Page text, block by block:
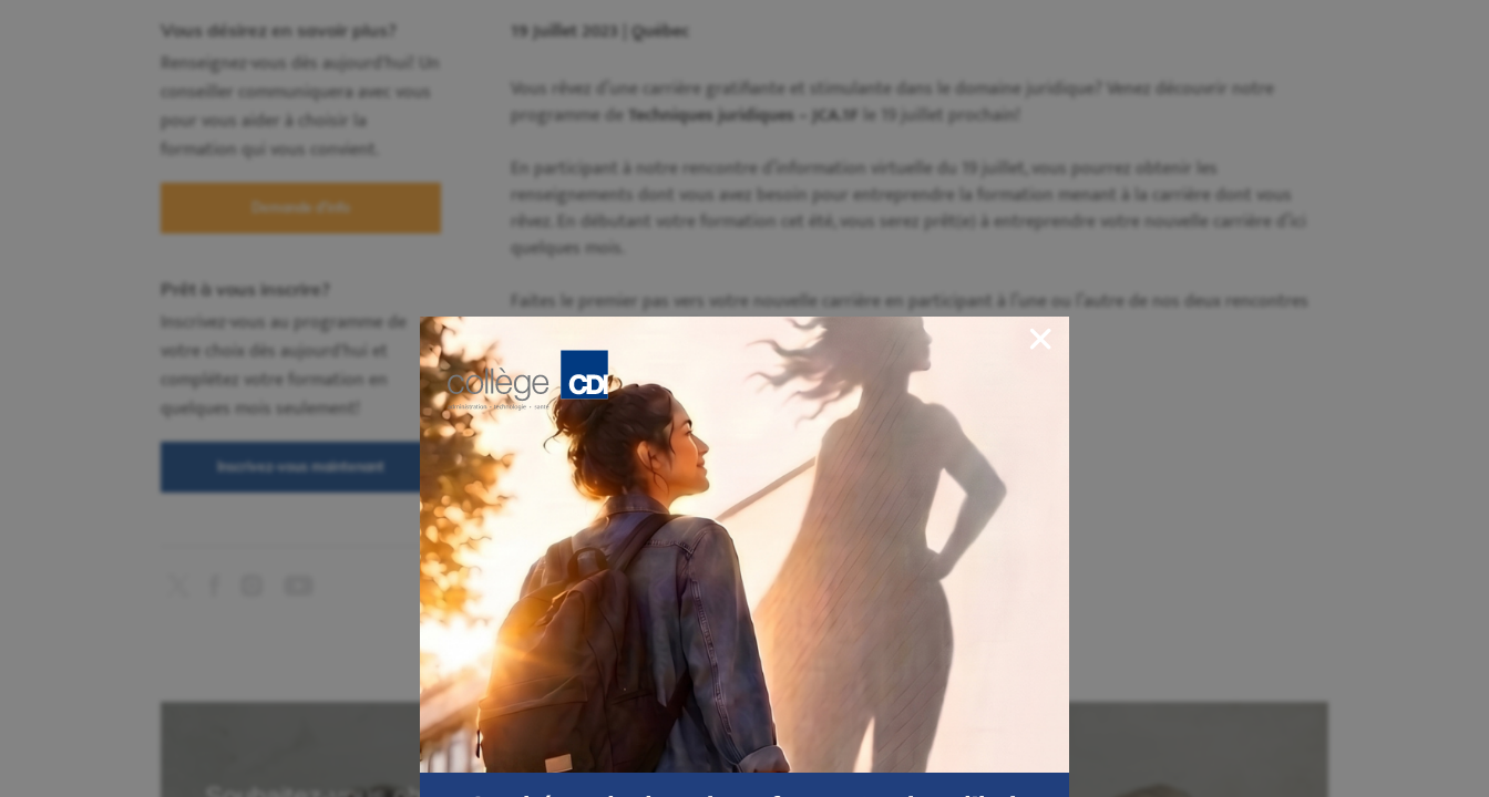
Vous désirez en savoir plus?
Renseignez-vous dès aujourd'hui! Un
conseiller communiquera avec vous
pour vous aider à choisir la
formation qui vous convient.
Demande d'info
Prêt à vous inscrire?
Inscrivez-vous au programme de
votre choix dès aujourd'hui et
complétez votre formation en
quelques mois seulement!
Inscrivez-vous maintenant
19 Juillet 2023 | Québec
Vous rêvez d’une carrière gratifiante et stimulante dans le domaine juridique? Venez découvrir notre
programme de Techniques juridiques – JCA.1F le 19 juillet prochain!
En participant à notre rencontre d’information virtuelle du 19 juillet, vous pourrez obtenir les
renseignements dont vous avez besoin pour entreprendre la formation menant à la carrière dont vous
rêvez. En débutant votre formation cet été, vous serez prêt(e) à entreprendre votre nouvelle carrière d’ici
quelques mois.
Faites le premier pas vers votre nouvelle carrière en participant à l’une ou l’autre de nos deux rencontres
du 19 juillet. Choisissez l’horaire qui vous convient le mieux.
Rencontre #1 :
Le 19 juillet à 11 h 30->
Inscrivez-vous ici
Rencontre #2 :Le 19 juillet à 17 h 30->Inscrivez-vous ici